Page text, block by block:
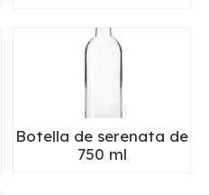
Botella de serenata de
750 ml